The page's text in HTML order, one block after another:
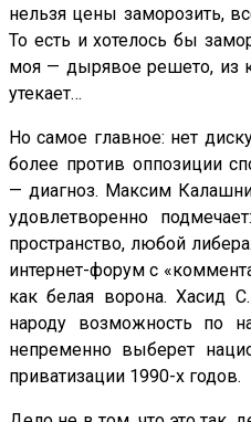
нельзя цены заморозить,
То есть и хотелось бы
моя — дырявое решето, из
утекает…
Но самое главное: нет
более против оппозиции
— диагноз. Максим
удовлетворенно
пространство, любой
интернет-форум с
как белая ворона. Хасид
народу возможность по
непременно выберет
приватизации 1990-х годов.